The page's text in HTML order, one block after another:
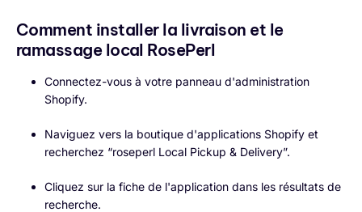
Comment installer la livraison et le
ramassage local RosePerl
Connectez-vous à votre panneau d'administration
Shopify.
Naviguez vers la boutique d'applications Shopify et
recherchez “roseperl Local Pickup & Delivery”.
Cliquez sur la fiche de l'application dans les résultats de
recherche.